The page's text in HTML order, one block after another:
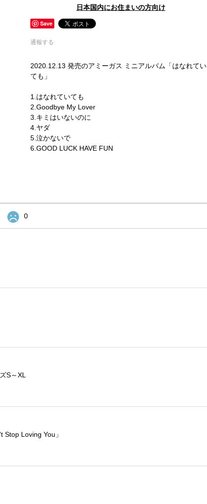
日本国内にお住まいの方向け
Save
通報する
2020.12.13 発売のアミーガス ミニアルバム「はなれてい
ても」
1.はなれていても
2.Goodbye My Lover
3.キミはいないのに
4.ヤダ
5.泣かないで
6.GOOD LUCK HAVE FUN
0
S～XL
Stop Loving You」